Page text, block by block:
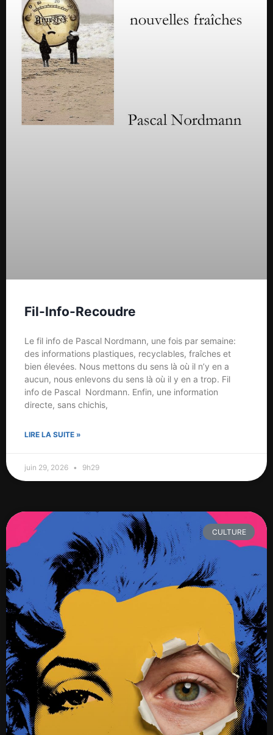
Fil-Info-Recoudre
Le fil info de Pascal Nordmann, une fois par semaine:
des informations plastiques, recyclables, fraîches et
bien élevées. Nous mettons du sens là où il n’y en a
aucun, nous enlevons du sens là où il y en a trop. Fil
info de Pascal Nordmann. Enfin, une information
directe, sans chichis,
LIRE LA SUITE »
juin 29, 2026 9h29
CULTURE